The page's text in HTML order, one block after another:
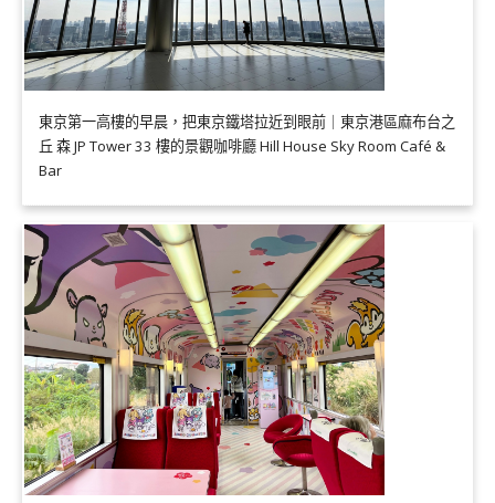
東京第一高樓的早晨，把東京鐵塔拉近到眼前｜東京港區麻布台之
丘 森 JP Tower 33 樓的景觀咖啡廳 Hill House Sky Room Café &
Bar